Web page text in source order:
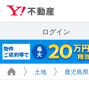
ログイン
土地 鹿児島県